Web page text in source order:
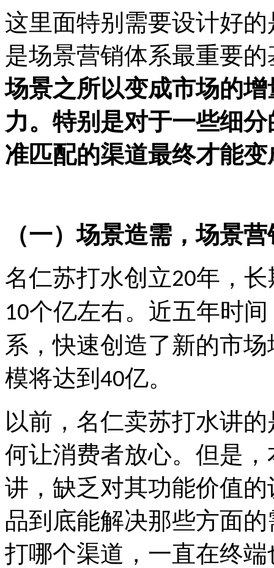
这里面特别需要设计好
是场景营销体系最重要
场景之所以变成市场的
力。特别是对于一些细
准匹配的渠道最终才能
（一）场景造需，场景
名仁苏打水创立20年，
10个亿左右。近五年时
系，快速创造了新的市
模将达到 40亿。
以前，名仁卖苏打水讲
何让消费者放心。但是
讲，缺乏对其功能价值
品到底能解决那些方面
打哪个渠道，一直在终